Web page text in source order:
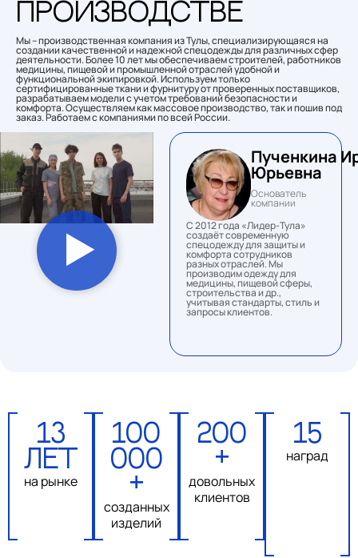
производстве
Мы – производственная компания из Тулы, специализирующаяся на
создании качественной и надежной спецодежды для различных сфер
деятельности. Более 10 лет мы обеспечиваем строителей, работников
медицины, пищевой и промышленной отраслей удобной и
функциональной экипировкой. Используем только
сертифицированные ткани и фурнитуру от проверенных поставщиков,
разрабатываем модели с учетом требований безопасности и
комфорта. Осуществляем как массовое производство, так и пошив под
заказ. Работаем с компаниями по всей России.
Пученкина
Юрьевна
Основатель
компании
С 2012 года «Лидер-Тула»
создаёт современную
спецодежду для защиты и
комфорта сотрудников
разных отраслей. Мы
производим одежду для
медицины, пищевой сферы,
строительства и др.,
учитывая стандарты, стиль и
запросы клиентов.
13
лет
на рынке
100
000
+
созданных
изделий
200
+
довольных
клиентов
15
наград